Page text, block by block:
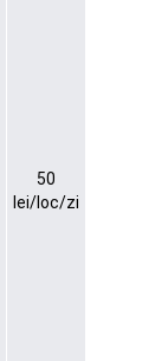
50
lei/loc/zi